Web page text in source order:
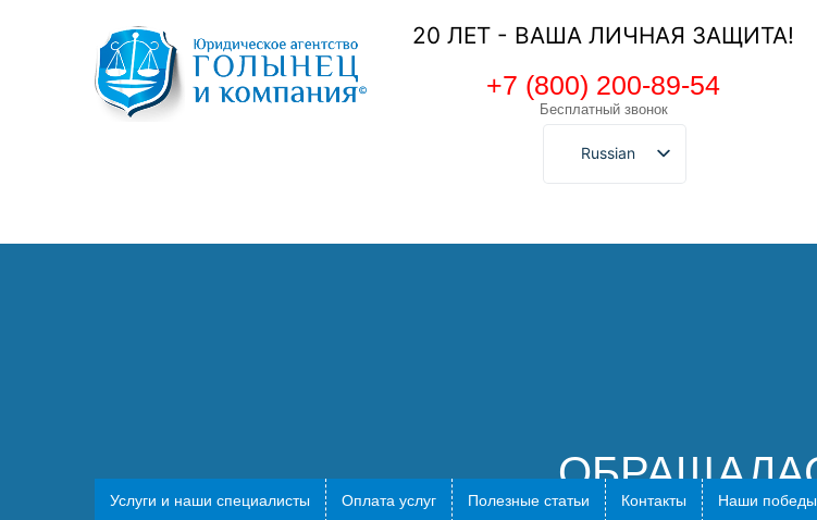
20 ЛЕТ - ВАША ЛИЧНАЯ ЗАЩИТА!
+7 (800) 200-89-54
Бесплатный звонок
Russian
Услуги и наши специалисты Оплата услуг Полезные статьи Контакты Наши победы